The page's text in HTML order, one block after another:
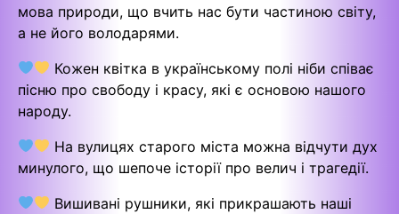
мова природи, що вчить нас бути частиною світу,
а не його володарями.
Кожен квітка в українському полі ніби співає
пісню про свободу і красу, які є основою нашого
народу.
На вулицях старого міста можна відчути дух
минулого, що шепоче історії про велич і трагедії.
Вишивані рушники, які прикрашають наші